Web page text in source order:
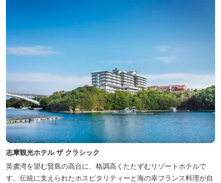
志摩観光ホテル ザ クラシック
英虞湾を望む賢島の高台に、格調高くたたずむリゾートホテルで
す。伝統に支えられたホスピタリティーと海の幸フランス料理が自